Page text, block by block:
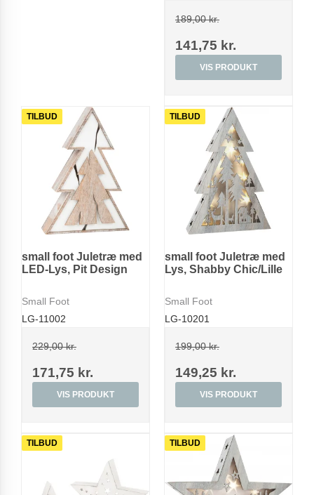
189,00 kr.
141,75 kr.
VIS PRODUKT
TILBUD
small foot Juletræ med
LED-Lys, Pit Design
Small Foot
LG-11002
229,00 kr.
171,75 kr.
VIS PRODUKT
TILBUD
small foot Juletræ med
Lys, Shabby Chic/Lille
Small Foot
LG-10201
199,00 kr.
149,25 kr.
VIS PRODUKT
TILBUD TILBUD